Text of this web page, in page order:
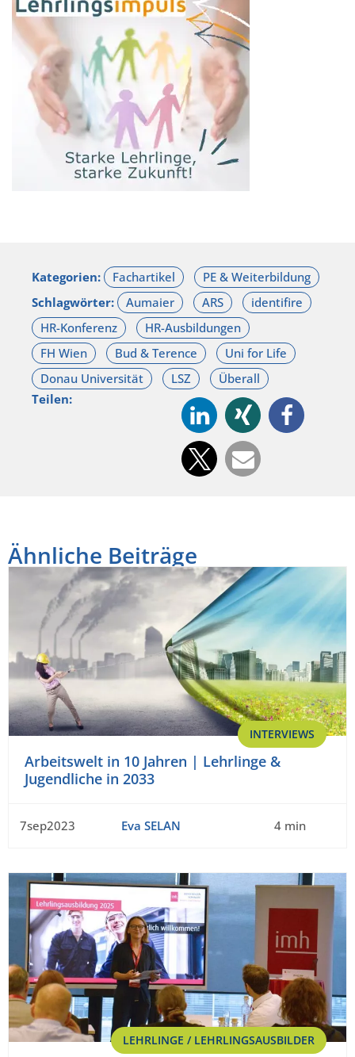
Kategorien:
Schlagwörter:
Teilen:
Ähnliche Beiträge
INTERVIEWS
Arbeitswelt in 10 Jahren | Lehrlinge &
Jugendliche in 2033
7sep2023 Eva SELAN 4 min
LEHRLINGE / LEHRLINGSAUSBILDER